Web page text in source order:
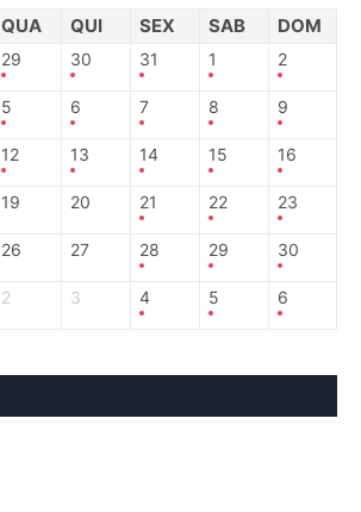
QUA QUI SEX SAB DOM
29 30 31 1 2
5 6 7 8 9
12 13 14 15 16
19 20 21 22 23
26 27 28 29 30
2 3 4 5 6